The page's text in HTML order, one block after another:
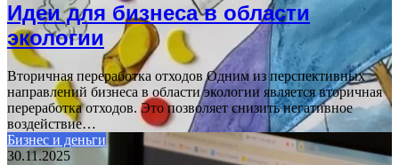
Идеи для бизнеса в области
экологии
Вторичная переработка отходов Одним из перспективных
направлений бизнеса в области экологии является вторичная
переработка отходов. Это позволяет снизить негативное
воздействие…
Бизнес и деньги
30.11.2025